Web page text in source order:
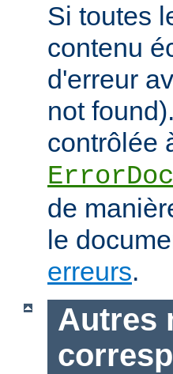
Si toutes
contenu
d'erreur
not
contrôlée
de
le
erreurs.
Autres